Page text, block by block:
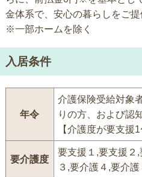
金体系で、安心の暮らしをご提
※一部ホームを除く
入居条件
年令
介護保険受給対象
りの方、および認
【介護度が要支援
要介護度
要支援１,要支援２
３,要介護４,要介護